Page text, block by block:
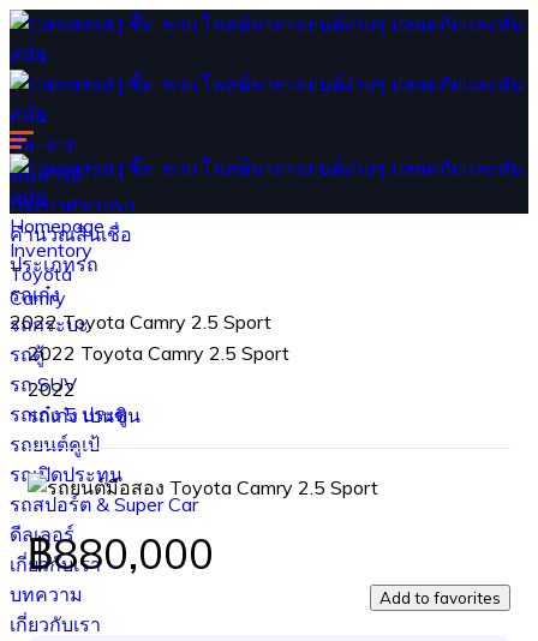
ซื้อ-ขาย
ค้นหารถ
ประกาศขายรถ
คำนวณสินเชื่อ
ประเภทรถ
รถเก๋ง
รถกระบะ
รถตู้
รถ SUV
รถเก๋ง 5 ประตู
รถยนต์คูเป้
รถเปิดประทุน
รถสปอร์ต & Super Car
ดีลเลอร์
เกี่ยวกับเรา
บทความ
เกี่ยวกับเรา
Homepage
Inventory
Toyota
Camry
2022 Toyota Camry 2.5 Sport
2022 Toyota Camry 2.5 Sport
2022
รถเก๋งเบนซิน
฿880,000
Add to favorites